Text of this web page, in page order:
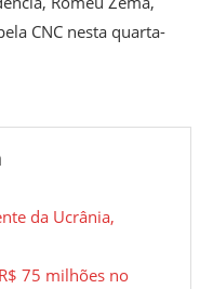
CNC nesta quarta-
da Ucrânia,
75 milhões no